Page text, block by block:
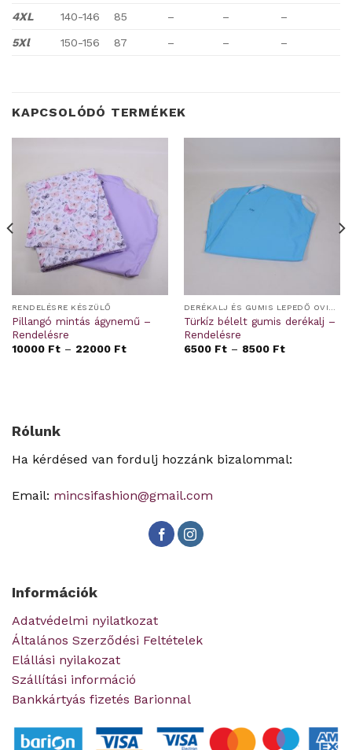
4XL 140-146 85 – – –
5Xl 150-156 87 – – –
KAPCSOLÓDÓ TERMÉKEK
RENDELÉSRE KÉSZÜLŐ
Pillangó mintás ágynemű –
Rendelésre
10000 Ft– 22000 Ft
Türkíz bélelt gumis derékalj –
Rendelésre
6500 Ft– 8500 Ft
Rólunk
Ha kérdésed van fordulj hozzánk bizalommal:
Email: mincsifashion@gmail.com
Információk
Adatvédelmi nyilatkozat
Általános Szerződési Feltételek
Elállási nyilakozat
Szállítási információ
Bankkártyás fizetés Barionnal